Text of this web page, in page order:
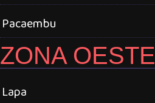
Pacaembu
ZONA OESTE
Lapa